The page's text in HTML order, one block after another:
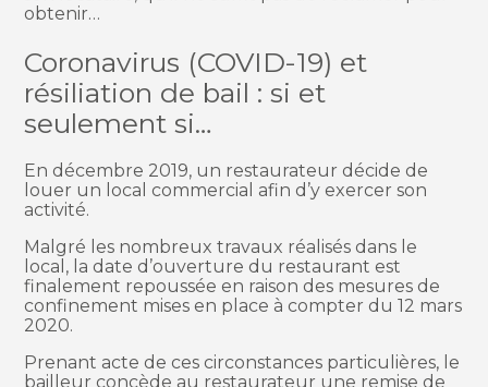
obtenir…
Coronavirus (COVID-19) et
résiliation de bail : si et
seulement si…
En décembre 2019, un restaurateur décide de
louer un local commercial afin d’y exercer son
activité.
Malgré les nombreux travaux réalisés dans le
local, la date d’ouverture du restaurant est
finalement repoussée en raison des mesures de
confinement mises en place à compter du 12 mars
2020.
Prenant acte de ces circonstances particulières, le
bailleur concède au restaurateur une remise de